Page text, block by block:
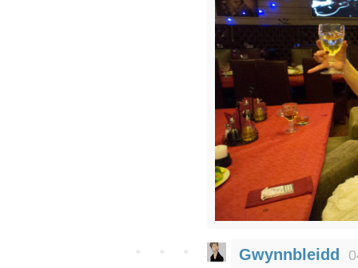
Gwynnbleidd